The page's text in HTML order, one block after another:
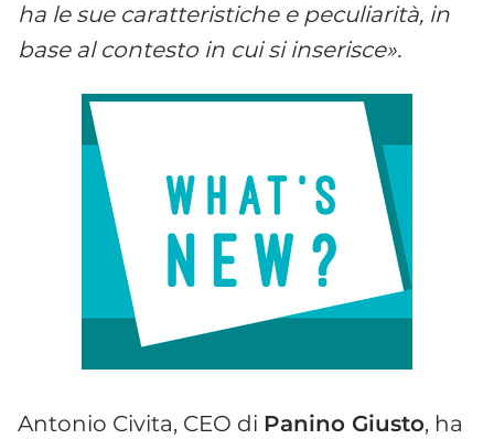
ha le sue caratteristiche e peculiarità, in
base al contesto in cui si inserisce».
Antonio Civita, CEO di Panino Giusto, ha